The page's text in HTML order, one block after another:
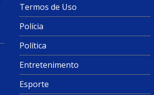
Termos de Uso
Polícia
Política
Entretenimento
Esporte